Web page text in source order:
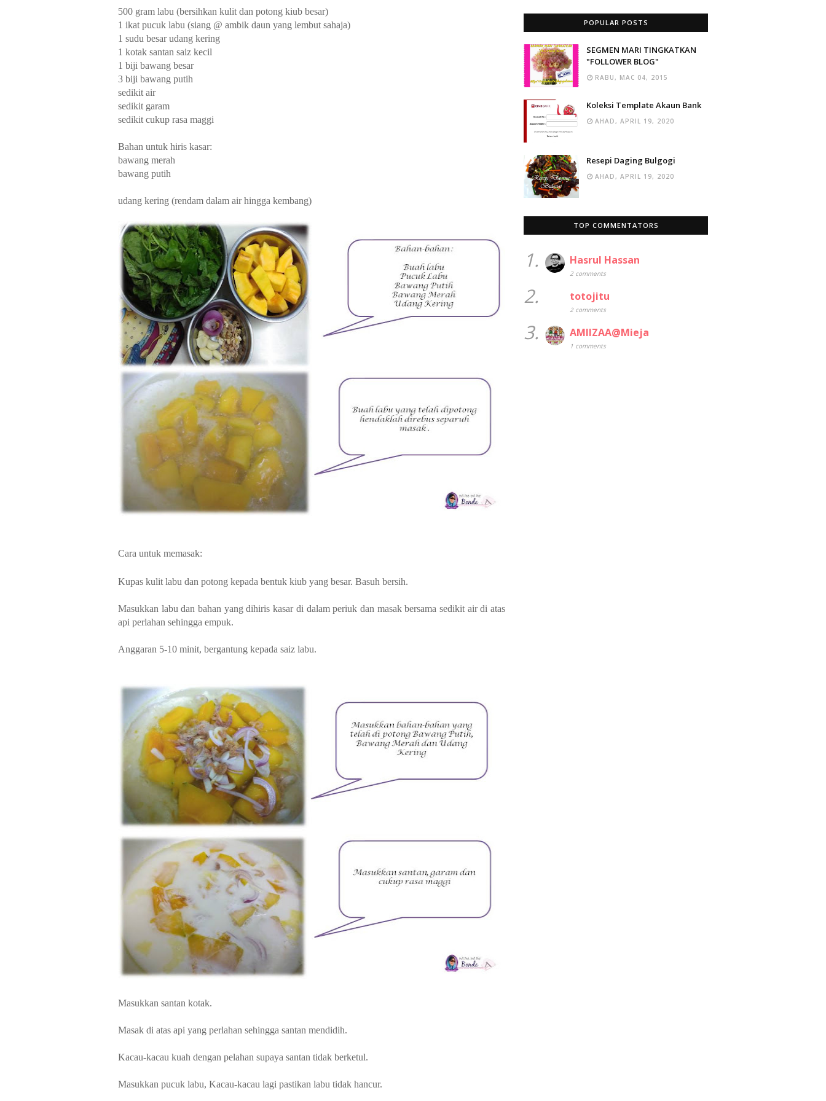
500 gram labu (bersihkan kulit dan potong kiub besar)
1 ikat pucuk labu (siang @ ambik daun yang lembut sahaja)
1 sudu besar udang kering
1 kotak santan saiz kecil
1 biji bawang besar
3 biji bawang putih
sedikit air
sedikit garam
sedikit cukup rasa maggi
Bahan untuk hiris kasar:
bawang merah
bawang putih
udang kering (rendam dalam air hingga kembang)
Cara untuk memasak:
Kupas kulit labu dan potong kepada bentuk kiub yang besar. Basuh bersih.
Masukkan labu dan bahan yang dihiris kasar di dalam periuk dan masak bersama sedikit air di atas
api perlahan sehingga empuk.
Anggaran 5-10 minit, bergantung kepada saiz labu.
Masukkan santan kotak.
Masak di atas api yang perlahan sehingga santan mendidih.
Kacau-kacau kuah dengan pelahan supaya santan tidak berketul.
Masukkan pucuk labu, Kacau-kacau lagi pastikan labu tidak hancur.
POPULAR POSTS
SEGMEN MARI TINGKATKAN
"FOLLOWER BLOG"
RABU, MAC 04, 2015
Koleksi Template Akaun Bank
AHAD, APRIL 19, 2020
Resepi Daging Bulgogi
AHAD, APRIL 19, 2020
TOP COMMENTATORS
1. Hasrul Hassan
2 comments
2. totojitu
2 comments
3. AMIIZAA@Mieja
1 comments